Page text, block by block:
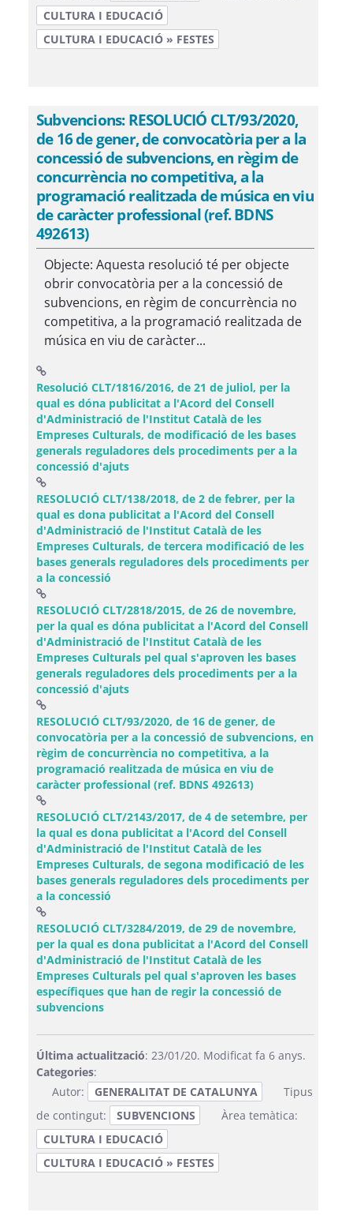
CULTURA I EDUCACIÓ
CULTURA I EDUCACIÓ » FESTES
Subvencions: RESOLUCIÓ CLT/93/2020,
de 16 de gener, de convocatòria per a la
concessió de subvencions, en règim de
concurrència no competitiva, a la
programació realitzada de música en viu
de caràcter professional (ref. BDNS
492613)
Objecte: Aquesta resolució té per objecte
obrir convocatòria per a la concessió de
subvencions, en règim de concurrència no
competitiva, a la programació realitzada de
música en viu de caràcter...
Resolució CLT/1816/2016, de 21 de juliol, per la
qual es dóna publicitat a l'Acord del Consell
d'Administració de l'Institut Català de les
Empreses Culturals, de modificació de les bases
generals reguladores dels procediments per a la
concessió d'ajuts(Obre una finestra nova)
RESOLUCIÓ CLT/138/2018, de 2 de febrer, per la
qual es dona publicitat a l'Acord del Consell
d'Administració de l'Institut Català de les
Empreses Culturals, de tercera modificació de les
bases generals reguladores dels procediments per
a la concessió
RESOLUCIÓ CLT/2818/2015, de 26 de novembre,
per la qual es dóna publicitat a l'Acord del Consell
d'Administració de l'Institut Català de les
Empreses Culturals pel qual s'aproven les bases
generals reguladores dels procediments per a la
concessió d'ajuts(Obre una finestra nova)
RESOLUCIÓ CLT/93/2020, de 16 de gener, de
convocatòria per a la concessió de subvencions, en
règim de concurrència no competitiva, a la
programació realitzada de música en viu de
caràcter professional (ref. BDNS 492613)(Obre una
RESOLUCIÓ CLT/2143/2017, de 4 de setembre, per
la qual es dona publicitat a l'Acord del Consell
d'Administració de l'Institut Català de les
Empreses Culturals, de segona modificació de les
bases generals reguladores dels procediments per
a la concessió
RESOLUCIÓ CLT/3284/2019, de 29 de novembre,
per la qual es dona publicitat a l'Acord del Consell
d'Administració de l'Institut Català de les
Empreses Culturals pel qual s'aproven les bases
específiques que han de regir la concessió de
subvencions(Obre una finestra nova)
Última actualització: 23/01/20. Modificat fa 6 anys.
Categories:
Autor:
GENERALITAT DE CATALUNYA
Tipus
de contingut:
SUBVENCIONS
Àrea temàtica:
CULTURA I EDUCACIÓ
CULTURA I EDUCACIÓ » FESTES